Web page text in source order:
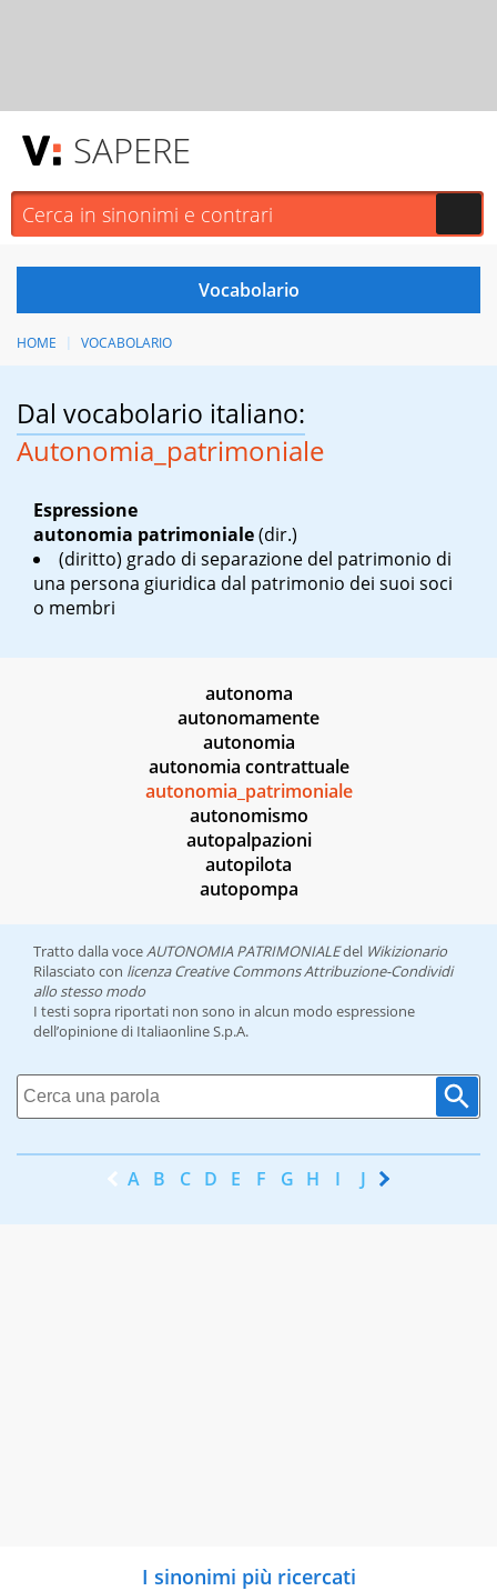
SAPERE
HOME VOCABOLARIO
Dal vocabolario italiano:
Autonomia_patrimoniale
Espressione
autonomia patrimoniale(dir.)
(diritto) grado di separazione del patrimonio di
una persona giuridica dal patrimonio dei suoi soci
o membri
autonoma
autonomamente
autonomia
autonomia contrattuale
autonomia_patrimoniale
autonomismo
autopalpazioni
autopilota
autopompa
Tratto dalla voceAUTONOMIA PATRIMONIALEdel Wikizionario
Rilasciato con licenza Creative Commons Attribuzione-Condividi
allo stesso modo
I testi sopra riportati non sono in alcun modo espressione
dell’opinione di Italiaonline S.p.A.
A B C D E F G H I J K
I sinonimi più ricercati